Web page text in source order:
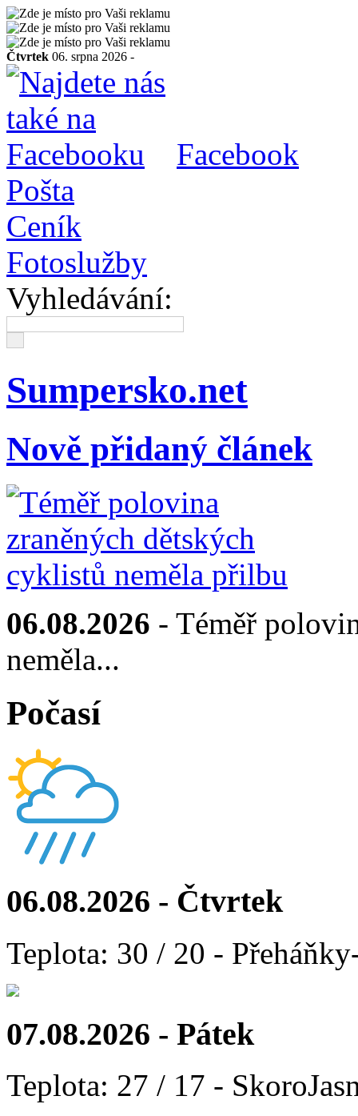
Čtvrtek 06. srpna 2026 -
Facebook
Pošta
Ceník
Fotoslužby
Vyhledávání:
Sumpersko.net
Nově přidaný článek
06.08.2026 - Téměř
neměla...
Počasí
06.08.2026 - Čtvrtek
Teplota: 30 / 20 -
07.08.2026 - Pátek
Teplota: 27 / 17 -